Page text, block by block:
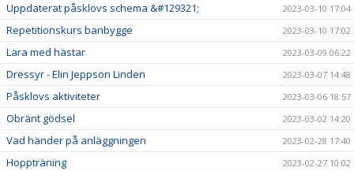
Uppdaterat påsklovs schema &#129321; 2023-03-10 17:04
Repetitionskurs banbygge 2023-03-10 17:02
Lära med hästar 2023-03-09 06:22
Dressyr - Elin Jeppson Linden 2023-03-07 14:48
Påsklovs aktiviteter 2023-03-06 18:57
Obränt gödsel 2023-03-02 14:20
Vad händer på anläggningen 2023-02-28 17:40
Hoppträning 2023-02-27 10:02